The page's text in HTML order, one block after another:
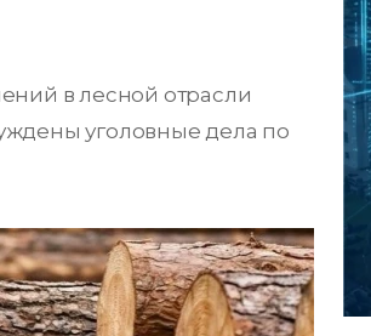
в лесной отрасли
уголовные дела по